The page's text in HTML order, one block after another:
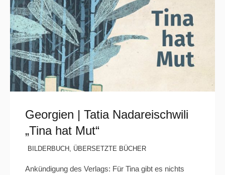
Georgien | Tatia Nadareischwili
„Tina hat Mut“
BILDERBUCH , ÜBERSETZTE BÜCHER
Ankündigung des Verlags: Für Tina gibt es nichts